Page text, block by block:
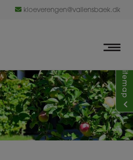
kloeverengen@vallensbaek.dk
Sitemap